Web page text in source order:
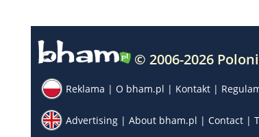
© 2006-2026
Reklama | O bham.pl | Kontakt |
Advertising | About bham.pl | Contact |